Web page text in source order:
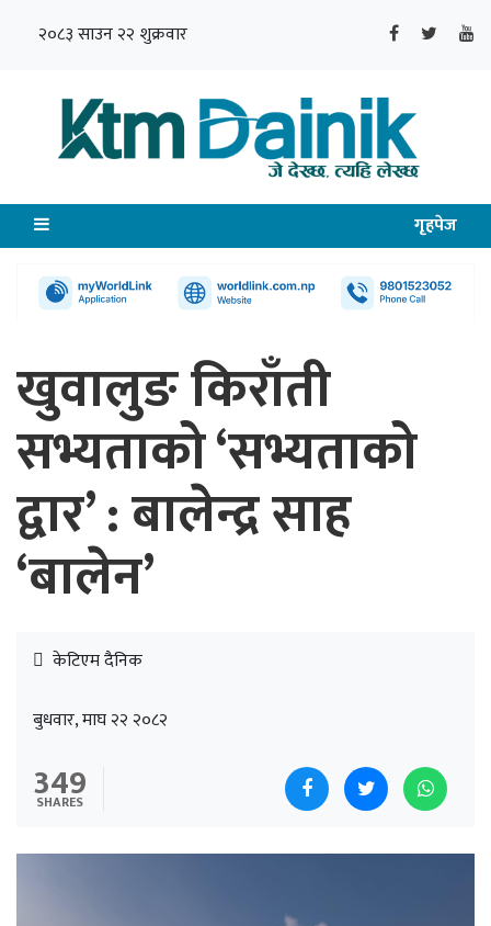
२०८३ साउन २२ शुक्रवार
गृहपेज
खुवालुङ किराँती
सभ्यताको ‘सभ्यताको
द्वार’ : बालेन्द्र साह
‘बालेन’
केटिएम दैनिक
बुधवार, माघ २२ २०८२
349
SHARES